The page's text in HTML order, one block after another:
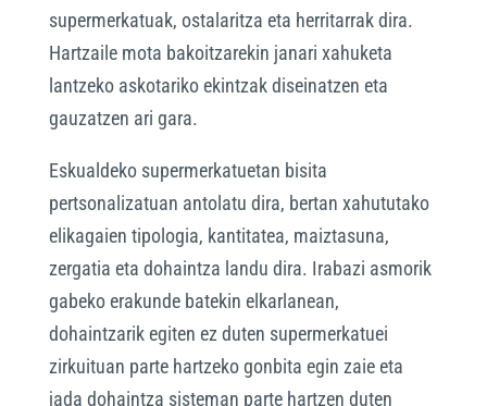
supermerkatuak, ostalaritza eta herritarrak dira.
Hartzaile mota bakoitzarekin janari xahuketa
lantzeko askotariko ekintzak diseinatzen eta
gauzatzen ari gara.
Eskualdeko supermerkatuetan bisita
pertsonalizatuan antolatu dira, bertan xahututako
elikagaien tipologia, kantitatea, maiztasuna,
zergatia eta dohaintza landu dira. Irabazi asmorik
gabeko erakunde batekin elkarlanean,
dohaintzarik egiten ez duten supermerkatuei
zirkuituan parte hartzeko gonbita egin zaie eta
jada dohaintza sisteman parte hartzen duten